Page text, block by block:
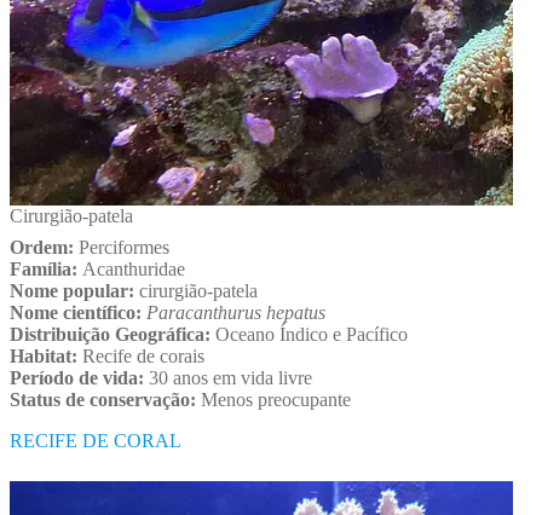
Cirurgião-patela
Ordem: Perciformes
Família: Acanthuridae
Nome popular: cirurgião-patela
Nome científico: Paracanthurus hepatus
Distribuição Geográfica: Oceano Índico e Pacífico
Habitat: Recife de corais
Período de vida: 30 anos em vida livre
Status de conservação: Menos preocupante
RECIFE DE CORAL